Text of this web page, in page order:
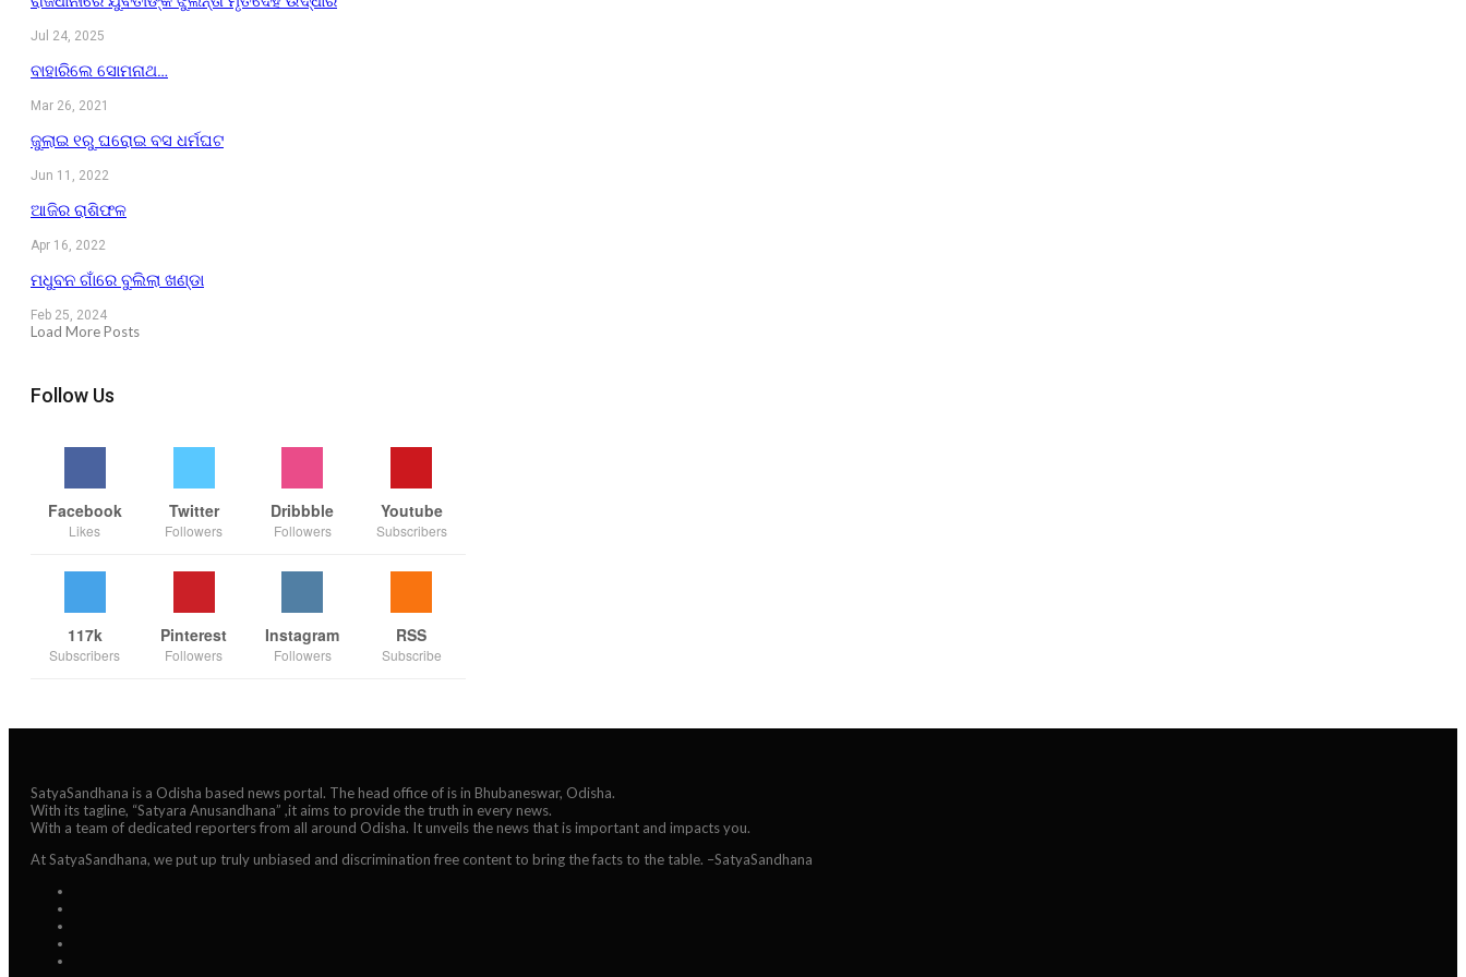
Jul 24, 2025
ବାହାରିଲେ ସୋମନାଥ…
Mar 26, 2021
ଜୁଲାଇ ୧ରୁ ଘରୋଇ ବସ ଧର୍ମଘଟ
Jun 11, 2022
ଆଜିର ରାଶିଫଳ
Apr 16, 2022
ମଧୁବନ ଗାଁରେ ବୁଲିଲା ଖଣ୍ଡା
Feb 25, 2024
Load More Posts
Follow Us
Facebook
Likes
Twitter
Followers
Dribbble
Followers
Youtube
Subscribers
117k
Subscribers
Pinterest
Followers
Instagram
Followers
RSS
Subscribe
SatyaSandhana is a Odisha based news portal. The head office of is in Bhubaneswar, Odisha.
With its tagline, “Satyara Anusandhana” ,it aims to provide the truth in every news.
With a team of dedicated reporters from all around Odisha. It unveils the news that is important and impacts you.
At SatyaSandhana, we put up truly unbiased and discrimination free content to bring the facts to the table. –SatyaSandhana